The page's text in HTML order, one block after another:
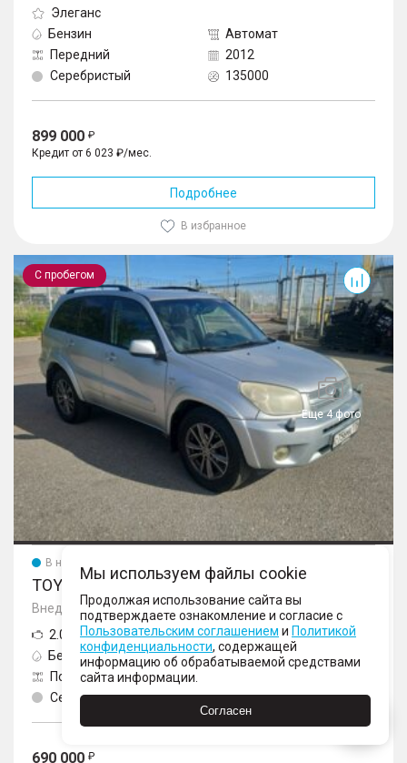
Элеганс
Бензин
Автомат
Передний
2012
Серебристый
135000
899 000
Кредит от 6 023 ₽/мес.
Подробнее
В избранное
С пробегом
Еще 4 фото
RAV4
В наличии
TOYOTA RAV4
Внедорожник, II поколение (XA20) Рестайлинг
2.0 AT (150 л.с.) 4WD
Бензин
Автомат
Полный
Серебристый
302488
690 000
Мы используем файлы cookie
Продолжая использование сайта вы
подтверждаете ознакомление и согласие с
Пользовательским соглашением и Политикой
конфиденциальности, содержащей
информацию об обрабатываемой средствами
сайта информации.
Согласен